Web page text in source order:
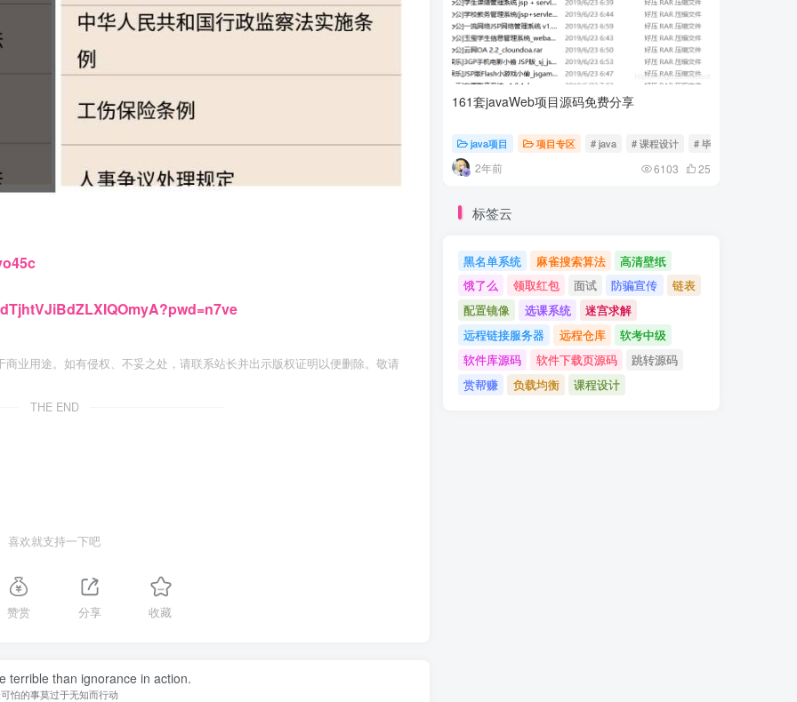
业用途。如有侵权、不妥之处，请联系站长并出示版权证明以便删除。敬请
THE END
喜欢就支持一下吧
赞赏 分享 收藏
terrible than ignorance in action.
怕的事莫过于无知而行动
161套javaWeb项目源码免费分享
java项目 项目专区 # java # 课程设计 # 毕业设计
2年前 6103 25
标签云
黑名单系统 麻雀搜索算法
高清壁纸
饿了么
领取红包 面试 防骗宣传
链表
配置镜像
选课系统
迷宫求解
远程链接服务器
远程仓库
软考中级
软件库源码
软件下载页源码
跳转源码
赏帮赚
负载均衡 课程设计